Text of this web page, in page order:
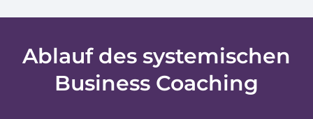
Ablauf des systemischen
Business Coaching